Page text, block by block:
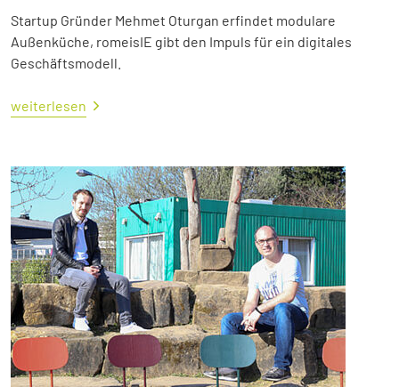
Startup Gründer Mehmet Oturgan erfindet modulare
Außenküche, romeisIE gibt den Impuls für ein digitales
Geschäftsmodell.
weiterlesen